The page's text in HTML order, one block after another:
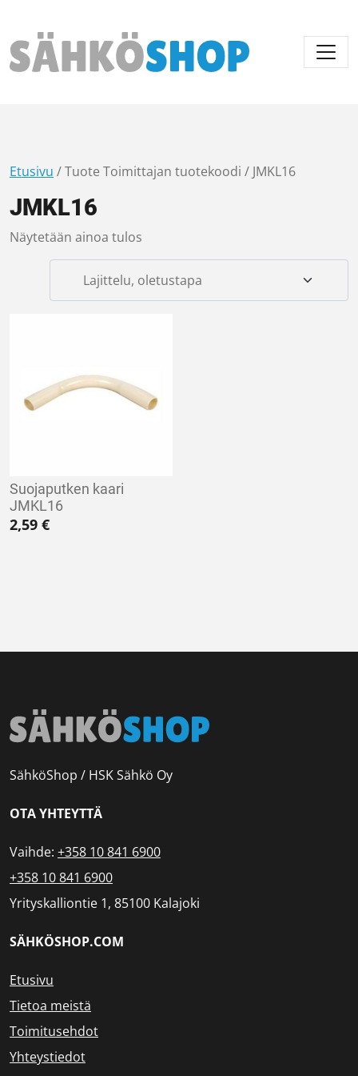
Päävalikko
Etusivu / Tuote Toimittajan tuotekoodi / JMKL16
JMKL16
Näytetään ainoa tulos
Suojaputken kaari
JMKL16
2,59 €
SähköShop / HSK Sähkö Oy
OTA YHTEYTTÄ
Vaihde: +358 10 841 6900
+358 10 841 6900
Yrityskalliontie 1, 85100 Kalajoki
SÄHKÖSHOP.COM
Etusivu
Tietoa meistä
Toimitusehdot
Yhteystiedot